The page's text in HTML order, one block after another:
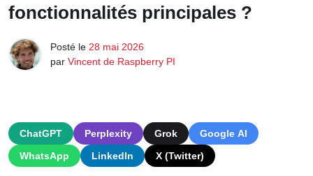
fonctionnalités principales ?
Posté le 28 mai 2026
par Vincent de Raspberry PI
ChatGPT Perplexity Grok
Google AI
WhatsApp
LinkedIn X (Twitter)